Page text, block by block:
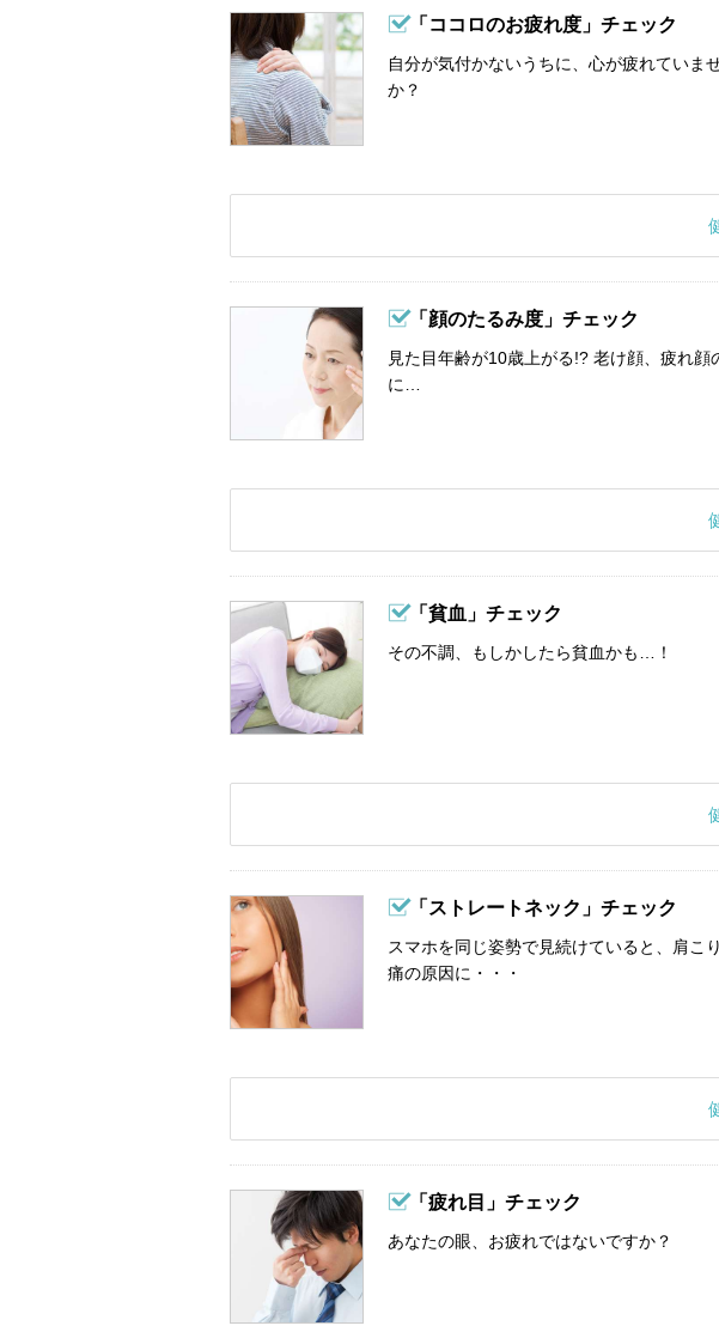
「ココロのお疲れ度」チェック
自分が気付かないうちに、心が疲れていま
か？
「顔のたるみ度」チェック
見た目年齢が10歳上がる!? 老け顔、疲れ顔
に…
「貧血」チェック
その不調、もしかしたら貧血かも…！
「ストレートネック」チェック
スマホを同じ姿勢で見続けていると、肩こ
痛の原因に・・・
「疲れ目」チェック
あなたの眼、お疲れではないですか？